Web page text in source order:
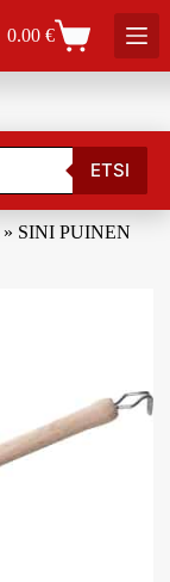
0.00€
ETSI
» SINI PUINEN